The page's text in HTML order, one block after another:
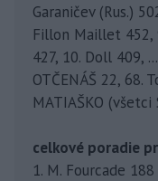
Garaničev (Rus.)
Fillon Maillet 452,
427, 10. Doll 409,
OTČENÁŠ 22, 68.
MATIAŠKO (všetci
celkové poradie
1. M. Fourcade